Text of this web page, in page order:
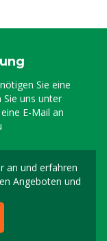
Sie eine
uns unter
E-Mail an
an und erfahren
Angeboten und
Sie sich für